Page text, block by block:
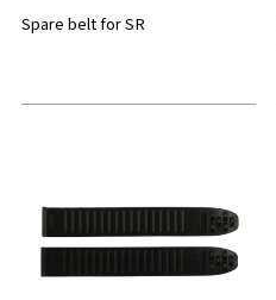
Spare belt for SR